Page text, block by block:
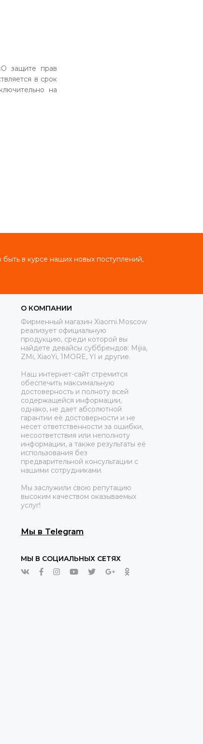
защите прав
в срок
на
в курсе наших новых поступлений,
О КОМПАНИИ
Фирменный магазин Xiaomi.Moscow
реализует официальную
продукцию, среди которой вы
найдете девайсы суббрендов: Mijia,
ZMi, XiaoYi, 1MORE, YI и другие.
Наш интернет-сайт стремится
обеспечить максимальную
достоверность и полноту всей
содержащейся информации,
однако, не дает абсолютной
гарантии её достоверности и не
несет ответственности за ошибки,
несоответствия или неполноту
информации, а также результаты её
использования без
предварительной консультации с
нашими сотрудниками.
Мы заслужили свою репутацию
высоким качеством оказываемых
услуг!
Мы в Telegram
МЫ В СОЦИАЛЬНЫХ СЕТЯХ